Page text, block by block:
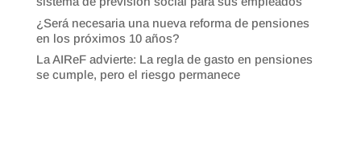
¿Será necesaria una nueva reforma de pensiones
en los próximos 10 años?
La AIReF advierte: La regla de gasto en pensiones
se cumple, pero el riesgo permanece